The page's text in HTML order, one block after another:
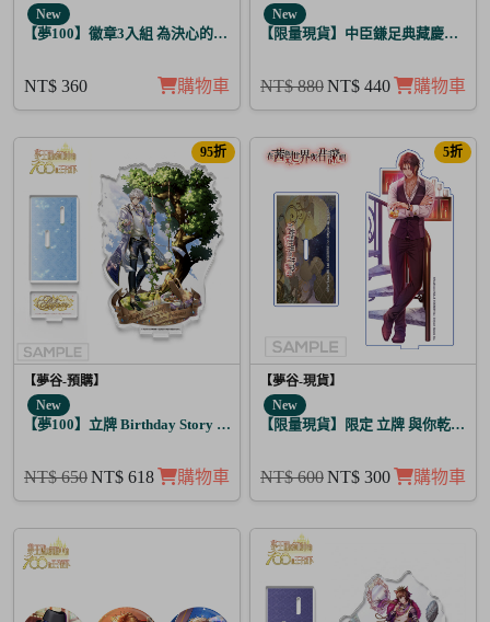
New
【夢100】徽章3入組 為決心的落幕獻上愛之歌 阿波羅
NT$ 360 購物車
New
【限量現貨】中臣鎌足典藏慶生相
NT$ 880NT$ 440 購物車
95折
【夢谷-預購】
New
【夢100】立牌 Birthday Story 亞當 月覺
NT$ 650NT$ 618 購物車
5折
【夢谷-現貨】
New
【限量現貨】限定 立牌 與你乾杯 德
NT$ 600NT$ 300 購物車